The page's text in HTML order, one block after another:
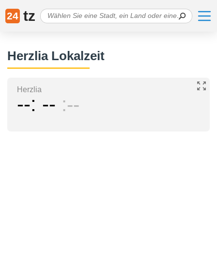
24 tz
Herzlia Lokalzeit
Herzlia
-- -- --